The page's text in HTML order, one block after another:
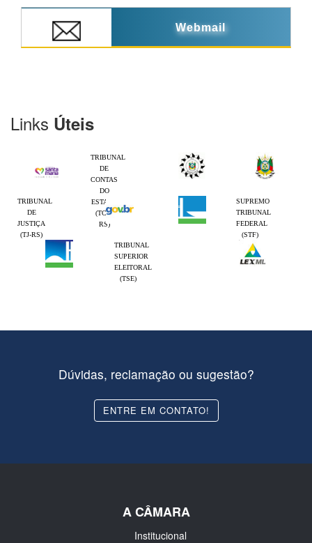
Webmail
Links Úteis
TRIBUNAL
DE
CONTAS
DO
ESTADO
(TCE-
RS)
TRIBUNAL
DE
JUSTIÇA
(TJ-RS)
SUPREMO
TRIBUNAL
FEDERAL
(STF)
TRIBUNAL
SUPERIOR
ELEITORAL
(TSE)
Dúvidas, reclamação ou sugestão?
ENTRE EM CONTATO!
A CÂMARA
Institucional